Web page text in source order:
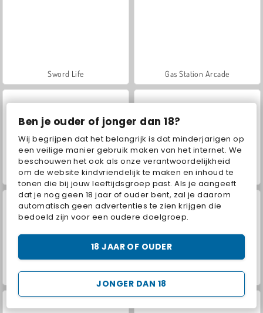
Ben je ouder of jonger dan 18?
Wij begrijpen dat het belangrijk is dat minderjarigen op
een veilige manier gebruik maken van het internet. We
beschouwen het ook als onze verantwoordelijkheid
om de website kindvriendelijk te maken en inhoud te
tonen die bij jouw leeftijdsgroep past. Als je aangeeft
dat je nog geen 18 jaar of ouder bent, zal je daarom
automatisch geen advertenties te zien krijgen die
bedoeld zijn voor een oudere doelgroep.
JONGER DAN 18
18 JAAR OF OUDER
Sword Life Gas Station Arcade
Mini Market Tycoon Shopping Mall Tycoon
Supermarket Manager Simulator